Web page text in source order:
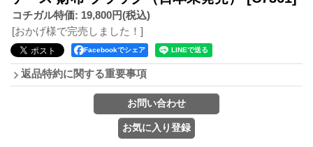
コチガル特価: 19,800円(税込)
[おかげ様で完売しました！]
Facebookでシェア
返品特約に関する重要事項